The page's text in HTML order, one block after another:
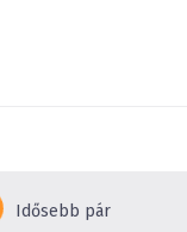
Idősebb pár